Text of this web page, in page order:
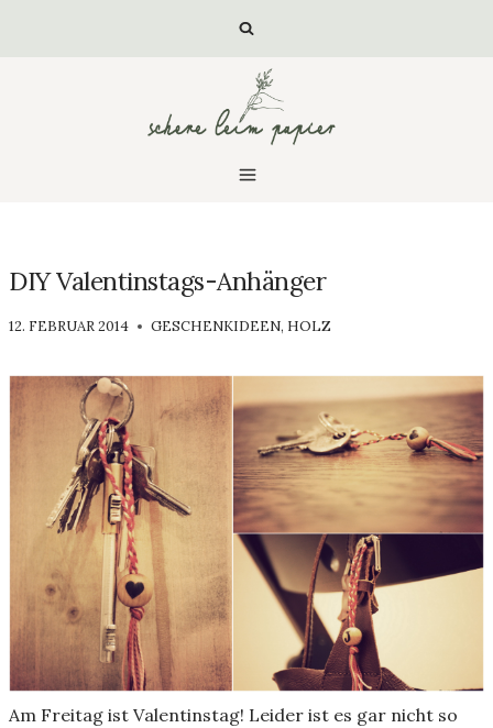
DIY Valentinstags-Anhänger
VON
12. FEBRUAR 2014 GESCHENKIDEEN, HOLZ
Am Freitag ist Valentinstag! Leider ist es gar nicht so